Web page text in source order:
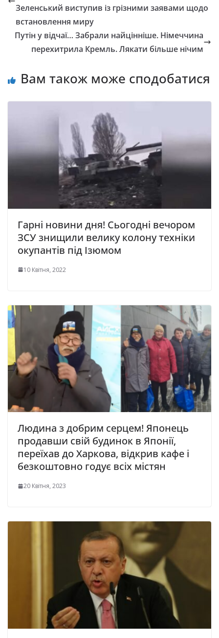
Зеленський виступив із грізними заявами щодо
встановлення миру
Путін у відчаї… Забрали найцінніше. Німеччина
перехитрила Кремль. Лякати більше нічим
Вам також може сподобатися
Гарні новини дня! Сьогодні вечором
ЗСУ знищили велику колону техніки
окупантів під Ізюмом
10 Квітня, 2022
Людина з добрим серцем! Японець
продавши свій будинок в Японії,
переїхав до Харкова, відкрив кафе і
безкоштовно годує всіх містян
20 Квітня, 2023